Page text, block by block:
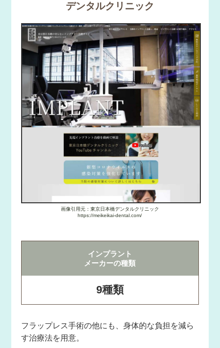
デンタルクリニック
画像引用元：東京日本橋デンタルクリニック
https://meikeikai-dental.com/
インプラント
メーカーの種類
9種類
フラップレス手術の他にも、身体的な負担を減ら
す治療法を用意。